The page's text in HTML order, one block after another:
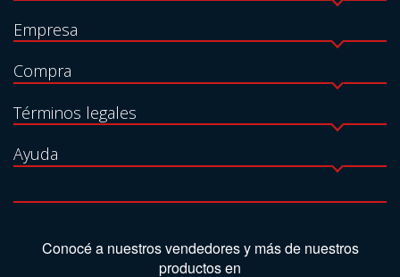
Empresa
Compra
Términos legales
Ayuda
Conocé a nuestros vendedores y más de nuestros
productos en